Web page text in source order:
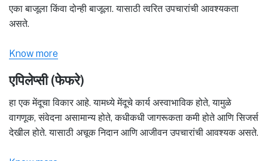
एका बाजूला किंवा दोन्ही बाजूला. यासाठी त्वरित उपचारांची आवश्यकता
असते.
Know more
एपिलेप्सी (फेफरे)
हा एक मेंदूचा विकार आहे. यामध्ये मेंदूचे कार्य अस्वाभाविक होते, यामुळे
वागणूक, संवेदना असामान्य होते, कधीकधी जागरूकता कमी होते आणि सिजर्स
देखील होते. यासाठी अचूक निदान आणि आजीवन उपचारांची आवश्यक असते.